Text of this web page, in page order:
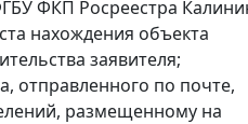
ФКП Росреестра
нахождения объекта
заявителя;
отправленного по почте,
размещенному на